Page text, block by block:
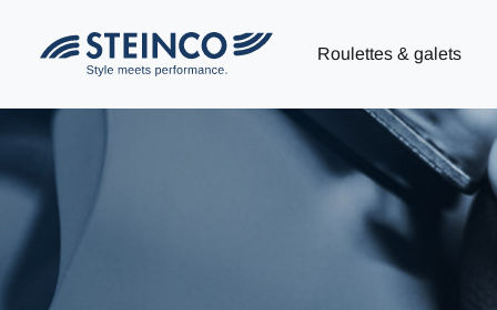
Roulettes & galets